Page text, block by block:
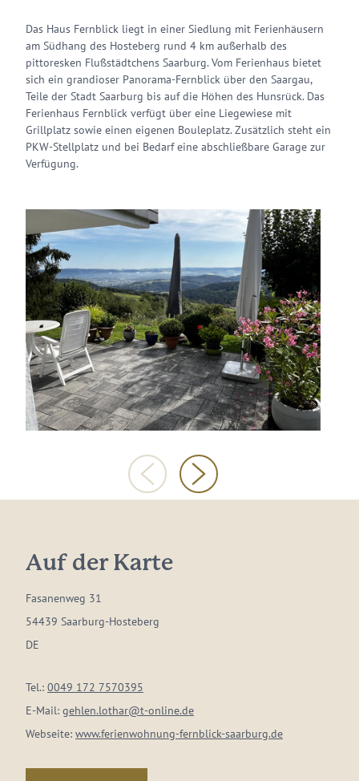
Das Haus Fernblick liegt in einer Siedlung mit Ferienhäusern
am Südhang des Hosteberg rund 4 km außerhalb des
pittoresken Flußstädtchens Saarburg. Vom Ferienhaus bietet
sich ein grandioser Panorama-Fernblick über den Saargau,
Teile der Stadt Saarburg bis auf die Höhen des Hunsrück. Das
Ferienhaus Fernblick verfügt über eine Liegewiese mit
Grillplatz sowie einen eigenen Bouleplatz. Zusätzlich steht ein
PKW-Stellplatz und bei Bedarf eine abschließbare Garage zur
Verfügung.
Auf der Karte
Fasanenweg 31
54439 Saarburg-Hosteberg
DE
Tel.: 0049 172 7570395
E-Mail: gehlen.lothar@t-online.de
Webseite: www.ferienwohnung-fernblick-saarburg.de